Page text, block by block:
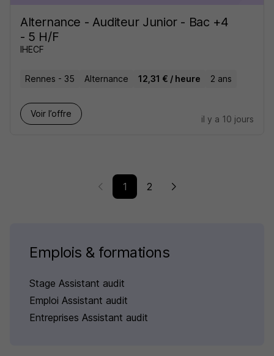
Alternance - Auditeur Junior - Bac +4
- 5 H/F
IHECF
Rennes - 35 Alternance 12,31 € / heure 2 ans
Voir l’offre
il y a 10 jours
1 2
Emplois & formations
Stage Assistant audit
Emploi Assistant audit
Entreprises Assistant audit